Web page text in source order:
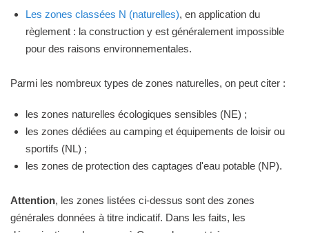
Les zones classées N (naturelles), en application du
règlement : la construction y est généralement impossible
pour des raisons environnementales.
Parmi les nombreux types de zones naturelles, on peut citer :
les zones naturelles écologiques sensibles (NE) ;
les zones dédiées au camping et équipements de loisir ou
sportifs (NL) ;
les zones de protection des captages d'eau potable (NP).
Attention, les zones listées ci-dessus sont des zones
générales données à titre indicatif. Dans les faits, les